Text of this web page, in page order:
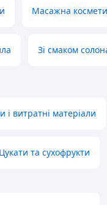
Масажна
Зі смаком
і витратні матеріали
Цукати та сухофрукти